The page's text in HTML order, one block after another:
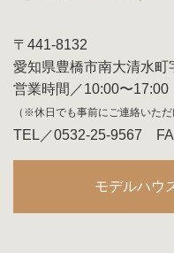
〒441-8132
愛知県豊橋市南大清水町
営業時間／10:00〜
（※休日でも事前にご連絡いただ
TEL／0532-25-9567
モデルハウ